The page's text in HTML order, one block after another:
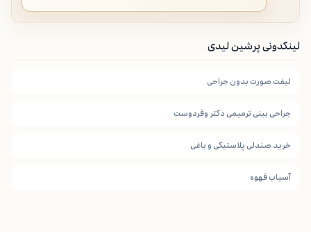
لینکدونی پرشین لیدی
لیفت صورت بدون جراحی
جراحی بینی ترمیمی دکتر وقردوست
خرید صندلی پلاستیکی و باغی
آسیاب قهوه